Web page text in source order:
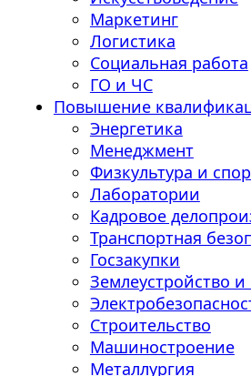
Маркетинг
Логистика
Социальная работа
ГО и ЧС
Повышение
Энергетика
Менеджмент
Физкультура и
Лаборатории
Кадровое
Транспортная
Госзакупки
Землеустройство и
Строительство
Машиностроение
Металлургия